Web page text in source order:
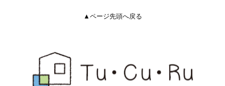
▲ページ先頭へ戻る